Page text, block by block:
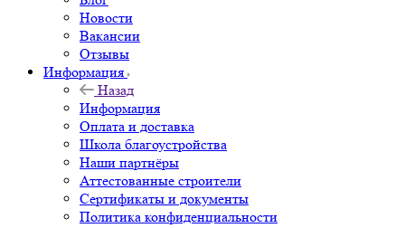
Новости
Вакансии
Отзывы
Информация
Назад
Информация
Оплата и доставка
Школа благоустройства
Наши партнёры
Аттестованные строители
Сертификаты и документы
Политика конфиденциальности